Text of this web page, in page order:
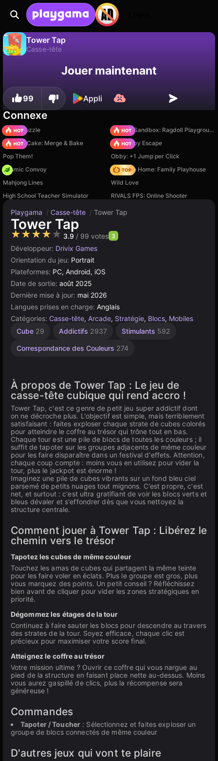
Tower Tap
Casse-tête
progression !
Non Enregistrer
Jouer maintenant
99 Appli
Connexe
Arrow Puzzle
Sprunki Sandbox: Ragdoll Playground Mode
Piece of Cake: Merge & Bake
Your Obby Escape
Pop Them!
Obby: +1 Jump per Click
Cosmic Convoy
My Town Home: Family Playhouse
Mahjong Lines
Wild Love
High School Teacher Simulator
RIVALS FPS: Online Shooter
Playgama / Casse-tête / Tower Tap
Tower Tap
★★★★★ 3.9 / 99 votes 3
Développeur: Drivix Games
Orientation du jeu: Portrait
Plateformes: PC, Android, iOS
Date de sortie: août 2025
Dernière mise à jour: mai 2026
Langues prises en charge: Anglais
Catégories: Casse-tête, Arcade, Stratégie, Blocs, Mobiles
Cube 29 Addictifs 2937 Stimulants 592
Correspondance des Couleurs 274
À propos de Tower Tap : Le jeu de
casse-tête cubique qui rend accro !
Tower Tap, c'est ce genre de petit jeu super addictif dont
on ne décroche plus. L'objectif est simple, mais terriblement
satisfaisant : faites exploser chaque strate de cubes colorés
pour atteindre le coffre au trésor qui trône tout en bas.
Chaque tour est une pile de blocs de toutes les couleurs ; il
suffit de tapoter sur les groupes adjacents de même couleur
pour les faire disparaître dans un festival d'effets. Attention,
chaque coup compte : moins vous en utilisez pour vider la
tour, plus le jackpot est énorme !
Imaginez une pile de cubes vibrants sur un fond bleu ciel
parsemé de petits nuages tout mignons. C'est propre, c'est
net, et surtout : c'est ultra gratifiant de voir les blocs verts et
bleus dévaler et s'effondrer dès que vous nettoyez la
structure centrale.
Comment jouer à Tower Tap : Libérez le
chemin vers le trésor
Tapotez les cubes de même couleur
Touchez les amas de cubes qui partagent la même teinte
pour les faire voler en éclats. Plus le groupe est gros, plus
vous marquez des points. Un petit conseil ? Réfléchissez
bien avant de cliquer pour vider les zones stratégiques en
priorité.
Dégommez les étages de la tour
Continuez à faire sauter les blocs pour descendre au travers
des strates de la tour. Soyez efficace, chaque clic est
précieux pour maximiser votre score final.
Atteignez le coffre au trésor
Votre mission ultime ? Ouvrir ce coffre qui vous nargue au
pied de la structure en faisant place nette au-dessus. Moins
vous aurez gaspillé de clics, plus la récompense sera
généreuse !
Commandes
Tapoter / Toucher : Sélectionnez et faites exploser un
groupe de blocs connectés de même couleur
D'autres jeux qui vont te plaire